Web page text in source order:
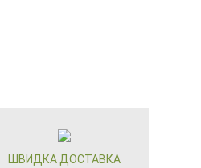
ШВИДКА ДОСТАВКА